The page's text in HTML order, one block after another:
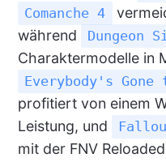
Comanche 4
während
Dungeon
Charaktermodelle in
Everybody's
profitiert von einem
Leistung, und
mit der FNV